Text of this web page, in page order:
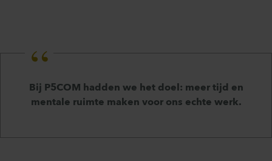
Bij P5COM hadden we het doel: meer tijd en
mentale ruimte maken voor ons echte werk.